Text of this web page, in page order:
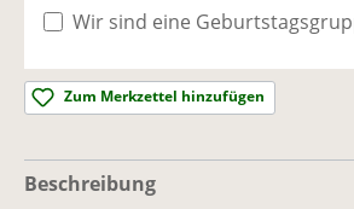
PaintballFabrik|
Ausreichend Plätze
PaintballFabrik|
Simmern / WW
Wir sind eine
Zum Merkzettel hinzufügen
Beschreibung